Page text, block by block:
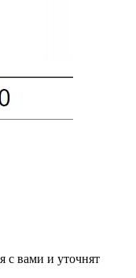
с вами и уточнят